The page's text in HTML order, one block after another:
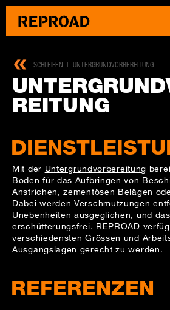
SCHLEIFEN UNTERGRUNDVORBEREITUNG
REI­TUNG
Mit der Untergrundvorbereitung
Boden für das Aufbringen von
Anstrichen, zementösen Belägen
Dabei werden Verschmutzungen
Unebenheiten ausgeglichen, und
erschütterungsfrei. REPROAD
verschiedensten Grössen und
Ausgangslagen gerecht zu werden.
REFERENZEN